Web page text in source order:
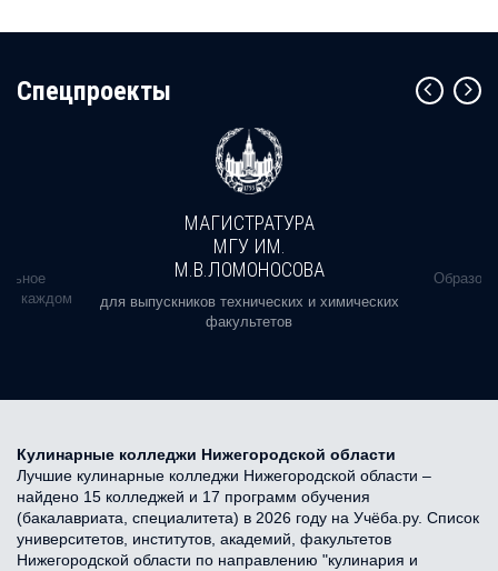
Cпецпроекты
в каждом
МАГИСТРАТУРА
МГУ ИМ.
М.В.ЛОМОНОСОВА
для выпускников технических и химических
факультетов
Кулинарные колледжи Нижегородской области
Лучшие кулинарные колледжи Нижегородской области –
найдено 15 колледжей и 17 программ обучения
(бакалавриата, специалитета) в 2026 году на Учёба.ру. Список
университетов, институтов, академий, факультетов
Нижегородской области по направлению "кулинария и